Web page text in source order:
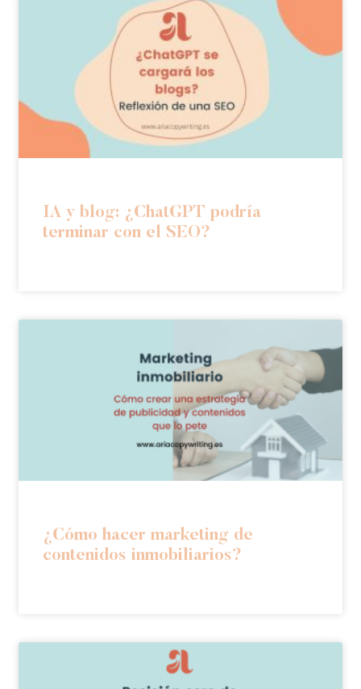
IA y blog: ¿ChatGPT podría
terminar con el SEO?
¿Cómo hacer marketing de
contenidos inmobiliarios?